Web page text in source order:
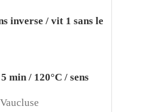
inverse / vit 1 sans le
5 min / 120°C / sens